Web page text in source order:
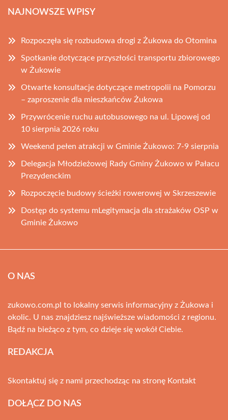
NAJNOWSZE WPISY
Rozpoczęła się rozbudowa drogi z Żukowa do Otomina
Spotkanie dotyczące przyszłości transportu zbiorowego
w Żukowie
Otwarte konsultacje dotyczące metropolii na Pomorzu
– zaproszenie dla mieszkańców Żukowa
Przywrócenie ruchu autobusowego na ul. Lipowej od
10 sierpnia 2026 roku
Weekend pełen atrakcji w Gminie Żukowo: 7-9 sierpnia
Delegacja Młodzieżowej Rady Gminy Żukowo w Pałacu
Prezydenckim
Rozpoczęcie budowy ścieżki rowerowej w Skrzeszewie
Dostęp do systemu mLegitymacja dla strażaków OSP w
Gminie Żukowo
O NAS
zukowo.com.pl to lokalny serwis informacyjny z Żukowa i
okolic. U nas znajdziesz najświeższe wiadomości z regionu.
Bądź na bieżąco z tym, co dzieje się wokół Ciebie.
REDAKCJA
Skontaktuj się z nami przechodząc na stronę Kontakt
DOŁĄCZ DO NAS